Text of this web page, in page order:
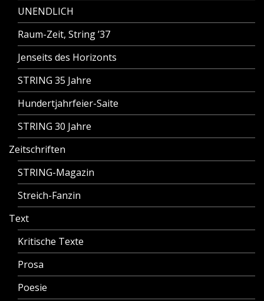
UNENDLICH
Raum-Zeit, String ’37
Jenseits des Horizonts
STRING 35 Jahre
Hundertjahrfeier-Saite
STRING 30 Jahre
Zeitschriften
STRING-Magazin
Streich-Fanzin
Text
Kritische Texte
Prosa
Poesie